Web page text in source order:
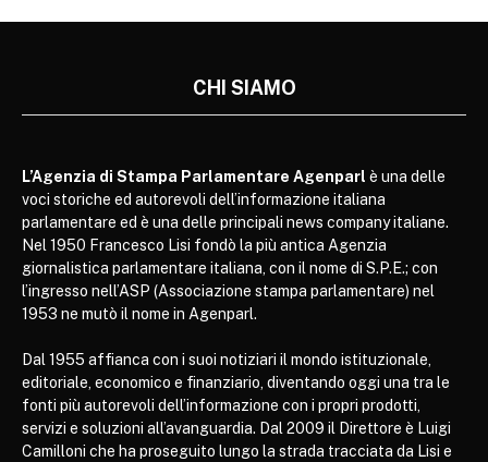
CHI SIAMO
L’Agenzia di Stampa Parlamentare Agenparl è una delle
voci storiche ed autorevoli dell’informazione italiana
parlamentare ed è una delle principali news company italiane.
Nel 1950 Francesco Lisi fondò la più antica Agenzia
giornalistica parlamentare italiana, con il nome di S.P.E.; con
l’ingresso nell’ASP (Associazione stampa parlamentare) nel
1953 ne mutò il nome in Agenparl.
Dal 1955 affianca con i suoi notiziari il mondo istituzionale,
editoriale, economico e finanziario, diventando oggi una tra le
fonti più autorevoli dell’informazione con i propri prodotti,
servizi e soluzioni all’avanguardia. Dal 2009 il Direttore è Luigi
Camilloni che ha proseguito lungo la strada tracciata da Lisi e